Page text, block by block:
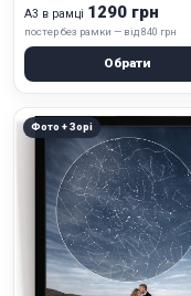
А3 в рамці 1290 грн
постер без рамки — від 840 грн
Обрати
Фото + Зорі